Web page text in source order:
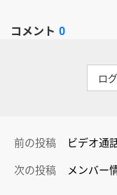
コメント 0
ロ
前の投稿
ビデオ通
次の投稿
メンバー